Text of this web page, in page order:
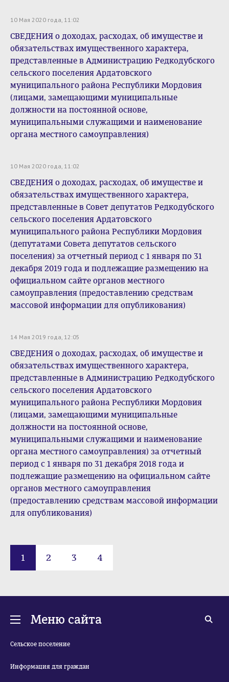
10 Мая 2020 года, 11:02
СВЕДЕНИЯ о доходах, расходах, об имуществе и
обязательствах имущественного характера,
представленные в Администрацию Редкодубского
сельского поселения Ардатовского
муниципального района Республики Мордовия
(лицами, замещающими муниципальные
должности на постоянной основе,
муниципальными служащими и наименование
органа местного самоуправления)
10 Мая 2020 года, 11:02
СВЕДЕНИЯ о доходах, расходах, об имуществе и
обязательствах имущественного характера,
представленные в Совет депутатов Редкодубского
сельского поселения Ардатовского
муниципального района Республики Мордовия
(депутатами Совета депутатов сельского
поселения) за отчетный период с 1 января по 31
декабря 2019 года и подлежащие размещению на
официальном сайте органов местного
самоуправления (предоставлению средствам
массовой информации для опубликования)
14 Мая 2019 года, 12:05
СВЕДЕНИЯ о доходах, расходах, об имуществе и
обязательствах имущественного характера,
представленные в Администрацию Редкодубского
сельского поселения Ардатовского
муниципального района Республики Мордовия
(лицами, замещающими муниципальные
должности на постоянной основе,
муниципальными служащими и наименование
органа местного самоуправления) за отчетный
период с 1 января по 31 декабря 2018 года и
подлежащие размещению на официальном сайте
органов местного самоуправления
(предоставлению средствам массовой информации
для опубликования)
1 2 3 4
Меню сайта
Сельское поселение
Информация для граждан